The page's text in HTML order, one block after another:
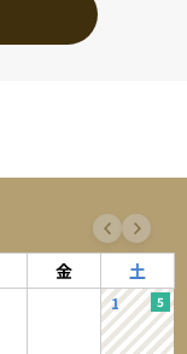
金 土
1